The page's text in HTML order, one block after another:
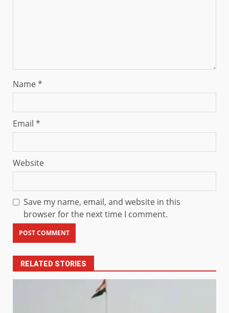
Name*
Email *
Website
Save my name, email, and website in this
browser for the next time I comment.
RELATED STORIES